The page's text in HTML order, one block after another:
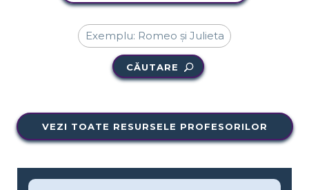
CĂUTARE
VEZI TOATE RESURSELE PROFESORILOR